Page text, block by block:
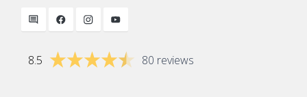
8.5 80 reviews